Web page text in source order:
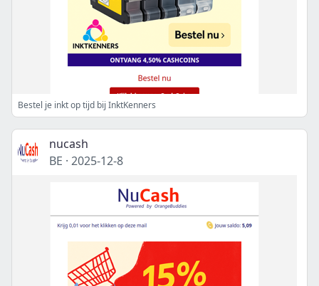
Bestel je inkt op tijd bij InktKenners
nucash
BE · 2025-12-8